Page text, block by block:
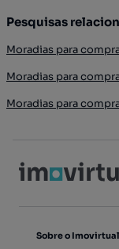
Pesquisas
Moradias para
Moradias para
Moradias para
Sobre o Imovirtual